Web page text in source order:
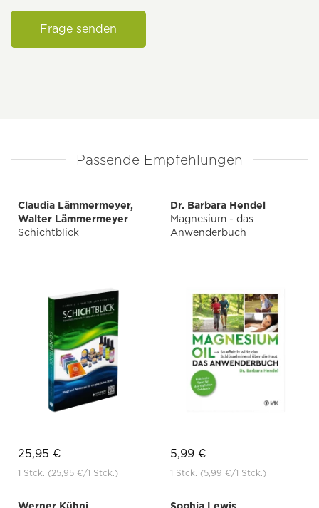
Frage senden
Passende Empfehlungen
Claudia Lämmermeyer,
Walter Lämmermeyer
Schichtblick
25,95 €
1 Stck. (25,95 €/1 Stck.)
Dr. Barbara Hendel
Magnesium - das
Anwenderbuch
5,99 €
1 Stck. (5,99 €/1 Stck.)